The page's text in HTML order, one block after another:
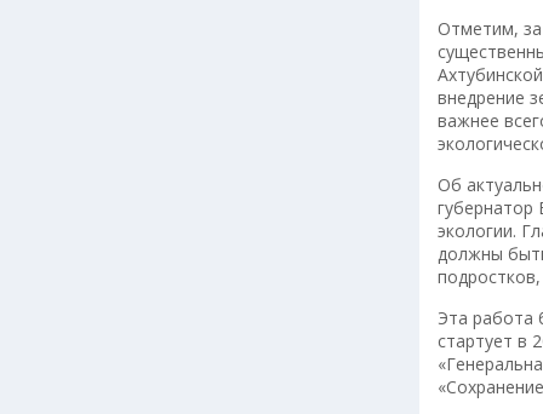
Отметим, за
внедрение
важнее
Об
губернатор
экологии.
должны
Эта работа
стартует в